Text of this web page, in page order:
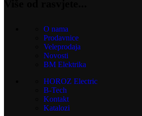
O nama
Prodavnice
Veleprodaja
Novosti
BM Elektrika
HOROZ Electric
B-Tech
Kontakt
Katalozi